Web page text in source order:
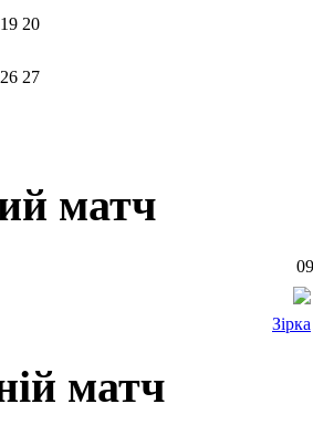
19 20
26 27
матч
Зірка
матч